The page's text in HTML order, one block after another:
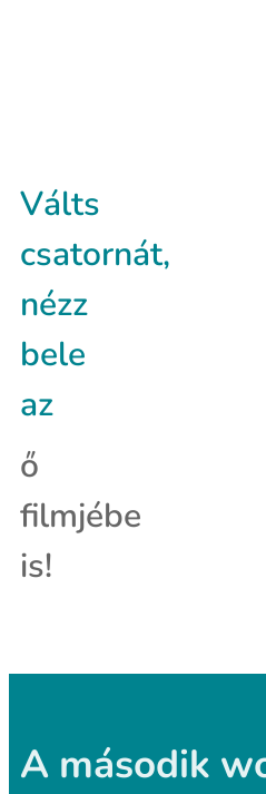
Válts
csatornát,
nézz
bele
az
ő
filmjébe
is!
A második